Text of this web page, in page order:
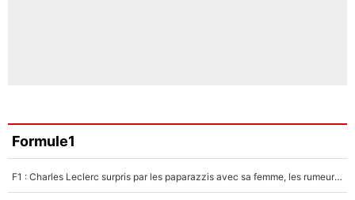
Formule1
F1 : Charles Leclerc surpris par les paparazzis avec sa femme, les rumeurs étaient vraies !